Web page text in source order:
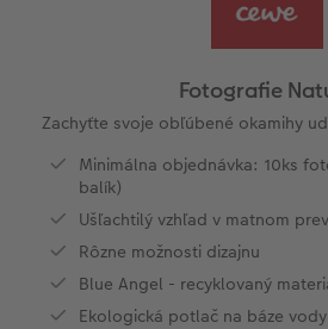
Panoramatické
Ukážky fotokníh
Záruka spokojnosti
Art Collection
Novinky
Fotopásiky na
Fotosety na
Viacdielne
Plagát na počkanie
Koláže na počkanie
Fotky Nature
Veľké formáty na
Fotobox
Novinky
Svadobná tabuľa
Viacdielny formát
Gallery Print
Akrylátové sklo
Hliníková platňa
Plagát premium s
Domáci miláčikovia
Škola a kancelária
Darčeková krabička
Art printy
CEWE FOTOKNIHA
Cardholder
Fotoblahoželanie
Poďakovanie
Ďalšie udalosti
Vianočné pohľadnice
Kronika roka
Cestovanie
DIY
Fotosúťaže
Fotografie
Zachyťte svoje obľúbené okamihy
Minimálna objednávka: 10ks
balík)
Ušľachtilý vzhľad v matnom
Rôzne možnosti dizajnu
Blue Angel - recyklovaný
Ekologická potlač na báze vody